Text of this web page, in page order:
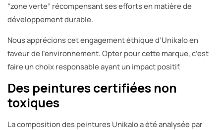
“zone verte” récompensant ses efforts en matière de
développement durable.
Nous apprécions cet engagement éthique d’Unikalo en
faveur de l’environnement. Opter pour cette marque, c’est
faire un choix responsable ayant un impact positif.
Des peintures certifiées non
toxiques
La composition des peintures Unikalo a été analysée par